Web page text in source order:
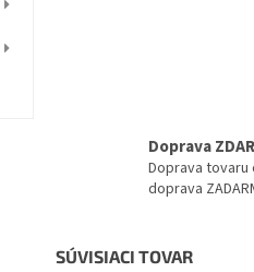
Doprava
Doprava tovaru
doprava
SÚVISIACI TOVAR